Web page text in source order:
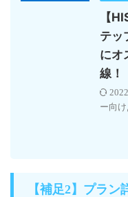
【
テッ
にオ
線！
ー向け
【補足2】プラン